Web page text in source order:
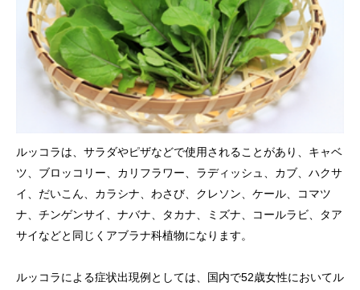
ルッコラは、サラダやピザなどで使用されることがあり、キャベ
ツ、ブロッコリー、カリフラワー、ラディッシュ、カブ、ハクサ
イ、だいこん、カラシナ、わさび、クレソン、ケール、コマツ
ナ、チンゲンサイ、ナバナ、タカナ、ミズナ、コールラビ、タア
サイなどと同じくアブラナ科植物になります。
ルッコラによる症状出現例としては、国内で52歳女性においてル